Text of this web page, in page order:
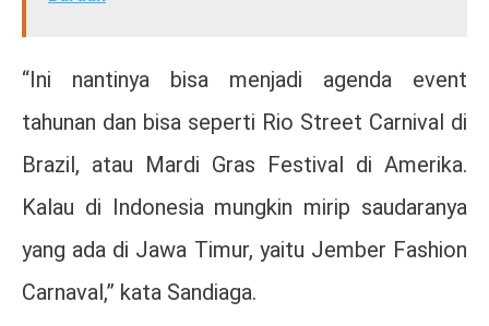
“Ini nantinya bisa menjadi agenda event
tahunan dan bisa seperti Rio Street Carnival di
Brazil, atau Mardi Gras Festival di Amerika.
Kalau di Indonesia mungkin mirip saudaranya
yang ada di Jawa Timur, yaitu Jember Fashion
Carnaval,” kata Sandiaga.